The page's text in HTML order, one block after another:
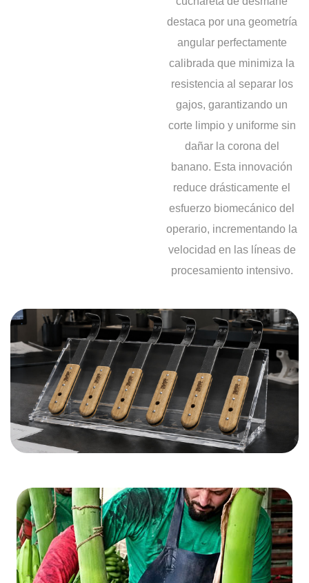
destaca por una geometría
angular perfectamente
calibrada que minimiza la
resistencia al separar los
gajos, garantizando un
corte limpio y uniforme sin
dañar la corona del
banano. Esta innovación
reduce drásticamente el
esfuerzo biomecánico del
operario, incrementando la
velocidad en las líneas de
procesamiento intensivo.